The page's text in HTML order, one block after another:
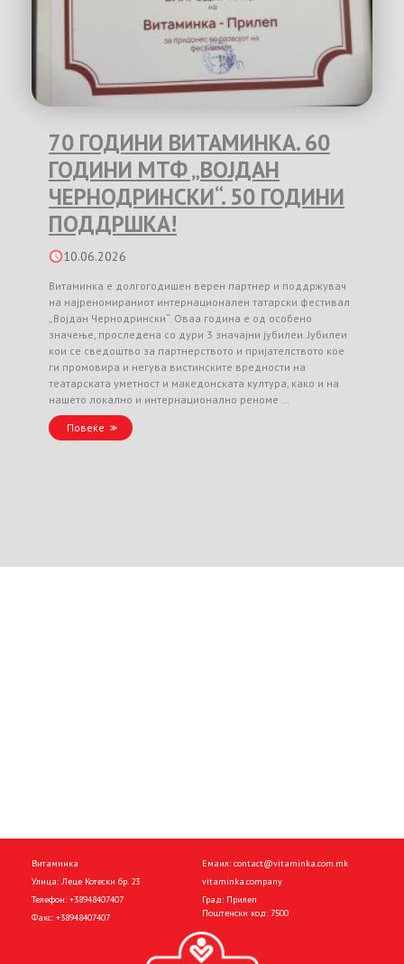
70 ГОДИНИ ВИТАМИНКА. 60
ГОДИНИ МТФ „ВОЈДАН
ЧЕРНОДРИНСКИ“. 50 ГОДИНИ
ПОДДРШКА!
10.06.2026
Витаминка е долгогодишен верен партнер и поддржувач
на најреномираниот интернационален татарски фестивал
„Војдан Чернодрински“. Оваа година е од особено
значење, проследена со дури 3 значајни јубилеи. Јубилеи
кои се сведоштво за партнерството и пријателството кое
ги промовира и негува вистинските вредности на
театарската уметност и македонската култура, како и на
нашето локално и интернационално реноме …
Повеќе
Витаминка
Улица: Леце Котески бр. 23
Телефон: +38948407407
Факс: +38948407407
Емаил: contact@vitaminka.com.mk
vitaminka.company
Град: Прилеп
Поштенски код: 7500